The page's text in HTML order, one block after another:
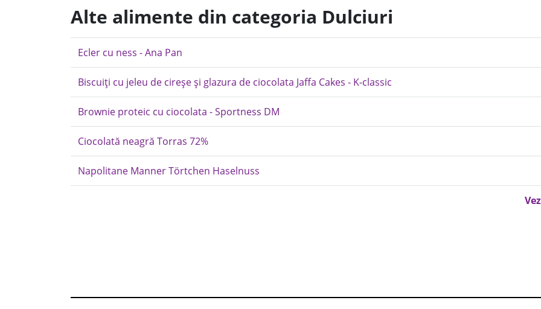
Alte alimente din categoria Dulciuri
Ecler cu ness - Ana Pan
Biscuiți cu jeleu de cireșe și glazura de ciocolata Jaffa Cakes - K-classic
Brownie proteic cu ciocolata - Sportness DM
Ciocolată neagră Torras 72%
Napolitane Manner Törtchen Haselnuss